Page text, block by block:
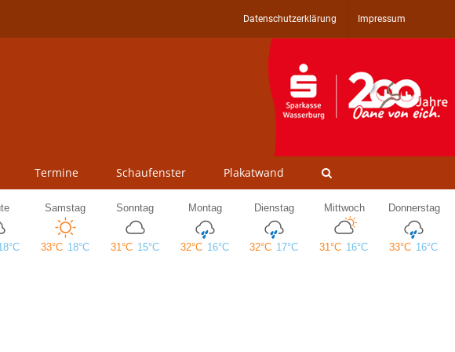
Datenschutzerklärung Impressum
Termine Schaufenster Plakatwand